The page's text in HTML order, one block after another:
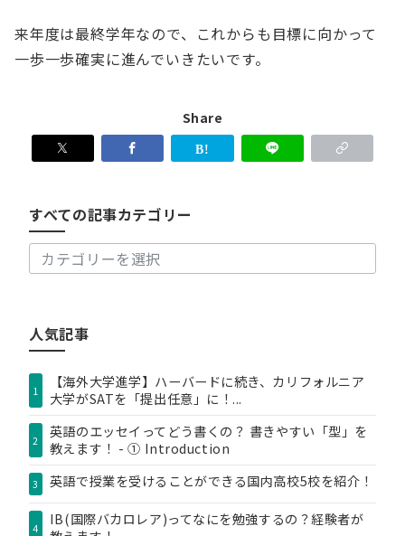
来年度は最終学年なので、これからも目標に向かって
一歩一歩確実に進んでいきたいです。
Share
すべての記事カテゴリー
べ
記
事
ー
人気記事
1
【海外大学進学】ハーバードに続き、カリフォルニア
大学がSATを「提出任意」に！...
2
英語のエッセイってどう書くの？ 書きやすい「型」を
教えます！ - ① Introduction
3 英語で授業を受けることができる国内高校5校を紹介！
4
IB(国際バカロレア)ってなにを勉強するの？経験者が